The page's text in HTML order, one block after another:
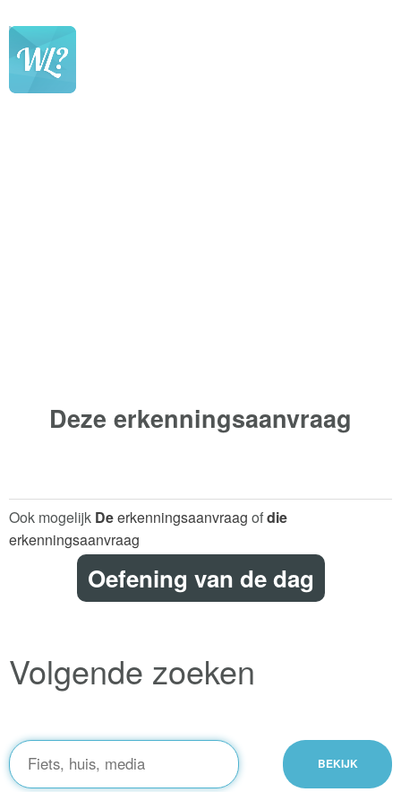
Deze erkenningsaanvraag
Ook mogelijk Deerkenningsaanvraag ofdie
erkenningsaanvraag
Oefening van de dag
Volgende zoeken